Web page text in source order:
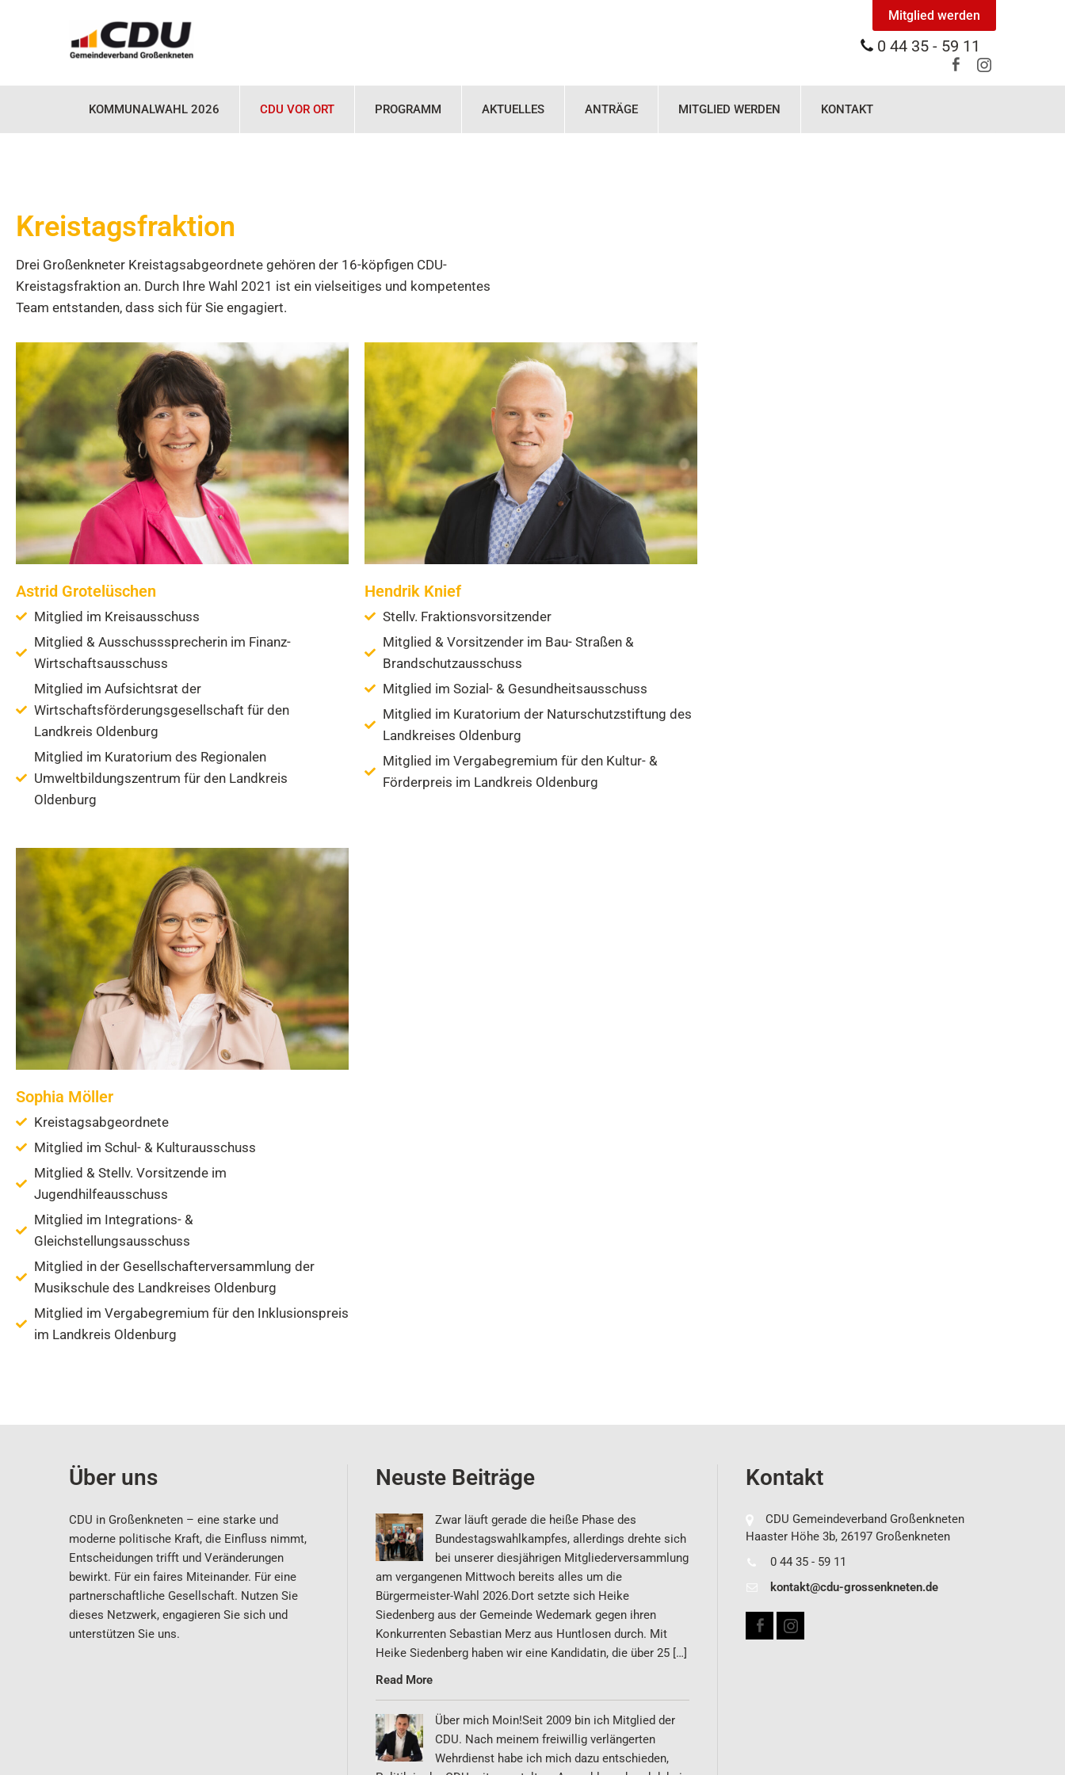
Mitglied werden
0 44 35 - 59 11
KOMMUNALWAHL 2026 CDU VOR ORT PROGRAMM AKTUELLES ANTRÄGE MITGLIED WERDEN KONTAKT
Kreistagsfraktion
Drei Großenkneter Kreistagsabgeordnete gehören der 16-köpfigen CDU-
Kreistagsfraktion an. Durch Ihre Wahl 2021 ist ein vielseitiges und kompetentes
Team entstanden, dass sich für Sie engagiert.
Astrid Grotelüschen
Mitglied im Kreisausschuss
Mitglied & Ausschusssprecherin im Finanz-
Wirtschaftsausschuss
Mitglied im Aufsichtsrat der
Wirtschaftsförderungsgesellschaft für den
Landkreis Oldenburg
Mitglied im Kuratorium des Regionalen
Umweltbildungszentrum für den Landkreis
Oldenburg
Hendrik Knief
Stellv. Fraktionsvorsitzender
Mitglied & Vorsitzender im Bau- Straßen &
Brandschutzausschuss
Mitglied im Sozial- & Gesundheitsausschuss
Mitglied im Kuratorium der Naturschutzstiftung des
Landkreises Oldenburg
Mitglied im Vergabegremium für den Kultur- &
Förderpreis im Landkreis Oldenburg
Sophia Möller
Kreistagsabgeordnete
Mitglied im Schul- & Kulturausschuss
Mitglied & Stellv. Vorsitzende im
Jugendhilfeausschuss
Mitglied im Integrations- &
Gleichstellungsausschuss
Mitglied in der Gesellschafterversammlung der
Musikschule des Landkreises Oldenburg
Mitglied im Vergabegremium für den Inklusionspreis
im Landkreis Oldenburg
Über uns
CDU in Großenkneten – eine starke und
moderne politische Kraft, die Einfluss nimmt,
Entscheidungen trifft und Veränderungen
bewirkt. Für ein faires Miteinander. Für eine
partnerschaftliche Gesellschaft. Nutzen Sie
dieses Netzwerk, engagieren Sie sich und
unterstützen Sie uns.
Neuste Beiträge
Zwar läuft gerade die heiße Phase des
Bundestagswahlkampfes, allerdings drehte sich
bei unserer diesjährigen Mitgliederversammlung
am vergangenen Mittwoch bereits alles um die
Bürgermeister-Wahl 2026.Dort setzte sich Heike
Siedenberg aus der Gemeinde Wedemark gegen ihren
Konkurrenten Sebastian Merz aus Huntlosen durch. Mit
Heike Siedenberg haben wir eine Kandidatin, die über 25 […]
Read More
Über mich Moin!Seit 2009 bin ich Mitglied der
CDU. Nach meinem freiwillig verlängerten
Wehrdienst habe ich mich dazu entschieden,
Kontakt
CDU Gemeindeverband Großenkneten
Haaster Höhe 3b, 26197 Großenkneten
0 44 35 - 59 11
kontakt@cdu-grossenkneten.de